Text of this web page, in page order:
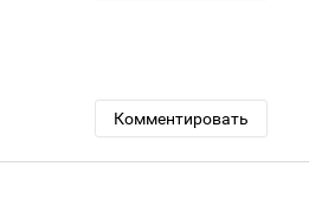
Комментировать